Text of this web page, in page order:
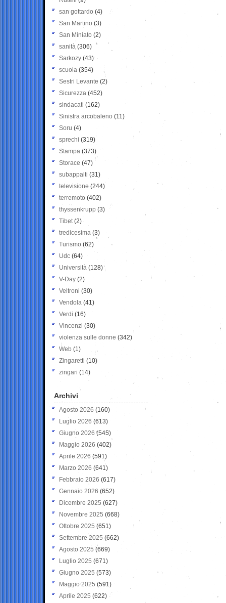
san gottardo (4)
San Martino (3)
San Miniato (2)
sanità (306)
Sarkozy (43)
scuola (354)
Sestri Levante (2)
Sicurezza (452)
sindacati (162)
Sinistra arcobaleno (11)
Soru (4)
sprechi (319)
Stampa (373)
Storace (47)
subappalti (31)
televisione(244)
terremoto (402)
thyssenkrupp (3)
Tibet(2)
tredicesima (3)
Turismo (62)
Udc (64)
Università (128)
V-Day (2)
Veltroni (30)
Vendola (41)
Verdi (16)
Vincenzi (30)
violenza sulle donne (342)
Web (1)
Zingaretti (10)
zingari (14)
Archivi
Agosto 2026 (160)
Luglio 2026 (613)
Giugno 2026 (545)
Maggio 2026 (402)
Aprile 2026 (591)
Marzo 2026 (641)
Febbraio 2026 (617)
Gennaio 2026 (652)
Dicembre 2025 (627)
Novembre 2025 (668)
Ottobre 2025 (651)
Settembre 2025 (662)
Agosto 2025 (669)
Luglio 2025 (671)
Giugno 2025 (573)
Maggio 2025 (591)
Aprile 2025 (622)